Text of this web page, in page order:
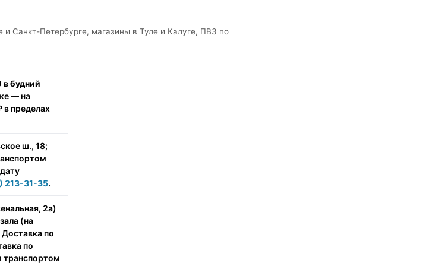
и Санкт-Петербурге, магазины в Туле и Калуге, ПВЗ по
в будний
— на
в пределах
ш., 18;
213-31-35.
2а)
(на
по
по
транспортом